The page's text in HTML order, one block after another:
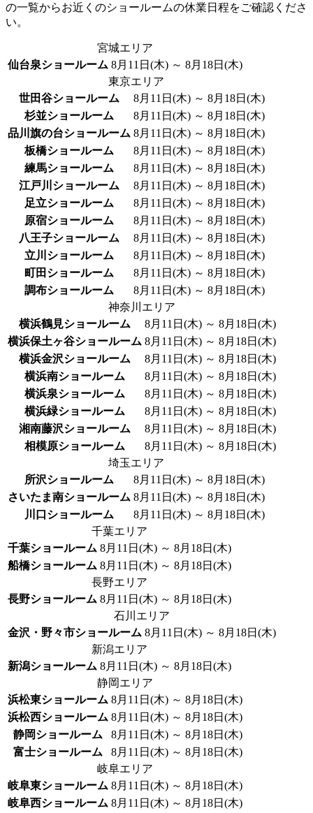
の一覧からお近くのショールームの休業日程をご確認くださ
い。
宮城エリア
仙台泉ショールーム 8月11日(木) ～ 8月18日(木)
東京エリア
世田谷ショールーム
8月11日(木) ～ 8月18日(木)
杉並ショールーム
8月11日(木) ～ 8月18日(木)
品川旗の台ショールーム 8月11日(木) ～ 8月18日(木)
板橋ショールーム
8月11日(木) ～ 8月18日(木)
練馬ショールーム
8月11日(木) ～ 8月18日(木)
江戸川ショールーム
8月11日(木) ～ 8月18日(木)
足立ショールーム
8月11日(木) ～ 8月18日(木)
原宿ショールーム
8月11日(木) ～ 8月18日(木)
八王子ショールーム
8月11日(木) ～ 8月18日(木)
立川ショールーム
8月11日(木) ～ 8月18日(木)
町田ショールーム
8月11日(木) ～ 8月18日(木)
調布ショールーム
8月11日(木) ～ 8月18日(木)
神奈川エリア
横浜鶴見ショールーム
8月11日(木) ～ 8月18日(木)
横浜保土ヶ谷ショールーム 8月11日(木) ～ 8月18日(木)
横浜金沢ショールーム
8月11日(木) ～ 8月18日(木)
横浜南ショールーム
8月11日(木) ～ 8月18日(木)
横浜泉ショールーム
8月11日(木) ～ 8月18日(木)
横浜緑ショールーム
8月11日(木) ～ 8月18日(木)
湘南藤沢ショールーム
8月11日(木) ～ 8月18日(木)
相模原ショールーム
8月11日(木) ～ 8月18日(木)
埼玉エリア
所沢ショールーム
8月11日(木) ～ 8月18日(木)
さいたま南ショールーム 8月11日(木) ～ 8月18日(木)
川口ショールーム
8月11日(木) ～ 8月18日(木)
千葉エリア
千葉ショールーム 8月11日(木) ～ 8月18日(木)
船橋ショールーム 8月11日(木) ～ 8月18日(木)
長野エリア
長野ショールーム 8月11日(木) ～ 8月18日(木)
石川エリア
金沢・野々市ショールーム 8月11日(木) ～ 8月18日(木)
新潟エリア
新潟ショールーム 8月11日(木) ～ 8月18日(木)
静岡エリア
浜松東ショールーム 8月11日(木) ～ 8月18日(木)
浜松西ショールーム 8月11日(木) ～ 8月18日(木)
静岡ショールーム
8月11日(木) ～ 8月18日(木)
富士ショールーム
8月11日(木) ～ 8月18日(木)
岐阜エリア
岐阜東ショールーム 8月11日(木) ～ 8月18日(木)
岐阜西ショールーム 8月11日(木) ～ 8月18日(木)